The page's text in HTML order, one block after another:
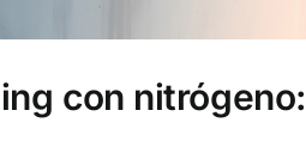
con